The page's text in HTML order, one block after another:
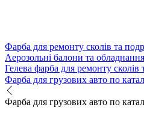
Фарба для ремонту сколів та
Аерозольні балони та обладнання
Гелева фарба для ремонту сколів
Фарба для грузових авто по
Фарба для грузових авто по